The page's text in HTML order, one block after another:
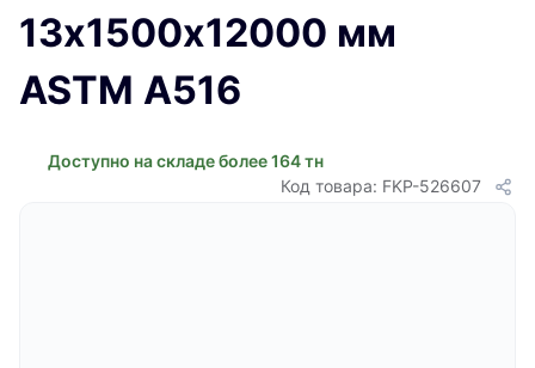
13х1500х12000 мм
ASTM A516
Доступно на складе более 164 тн
Код товара: FKP-526607